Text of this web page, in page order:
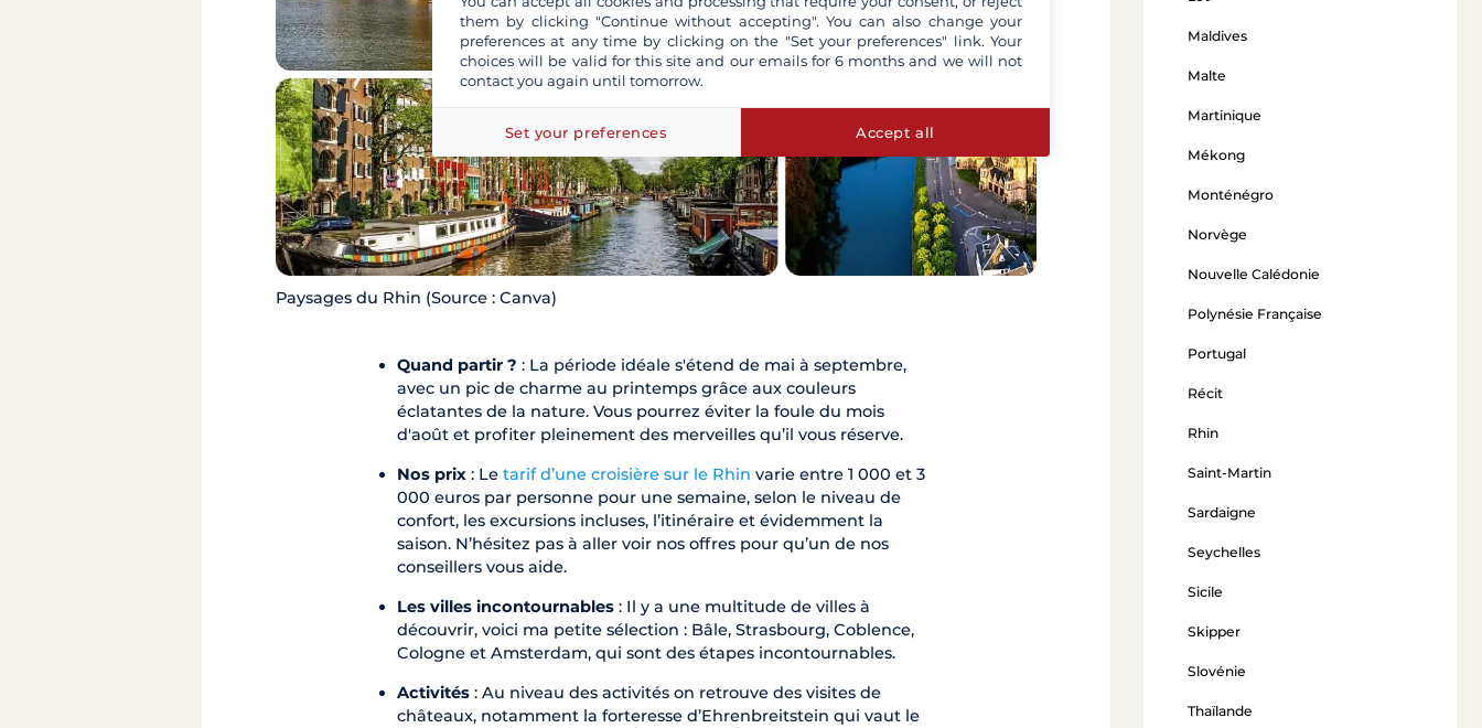
Paysages du Rhin (Source : Canva)
Quand partir ? : La période idéale s'étend de mai à septembre,
avec un pic de charme au printemps grâce aux couleurs
éclatantes de la nature. Vous pourrez éviter la foule du mois
d'août et profiter pleinement des merveilles qu’il vous réserve.
Nos prix : Le tarif d’une croisière sur le Rhin varie entre 1 000 et 3
000 euros par personne pour une semaine, selon le niveau de
confort, les excursions incluses, l’itinéraire et évidemment la
saison. N’hésitez pas à aller voir nos offres pour qu’un de nos
conseillers vous aide.
Les villes incontournables : Il y a une multitude de villes à
découvrir, voici ma petite sélection : Bâle, Strasbourg, Coblence,
Cologne et Amsterdam, qui sont des étapes incontournables.
Activités : Au niveau des activités on retrouve des visites de
châteaux, notamment la forteresse d’Ehrenbreitstein qui vaut le
Maldives
Malte
Martinique
Mékong
Monténégro
Norvège
Nouvelle Calédonie
Polynésie Française
Portugal
Récit
Rhin
Saint-Martin
Sardaigne
Seychelles
Sicile
Skipper
Slovénie
Thaïlande
them by clicking "Continue without accepting". You can also change your
preferences at any time by clicking on the "Set your preferences" link. Your
choices will be valid for this site and our emails for 6 months and we will not
contact you again until tomorrow.
Set your preferences Accept all